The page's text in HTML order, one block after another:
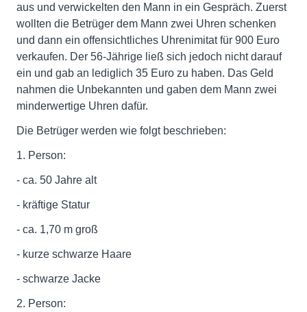
aus und verwickelten den Mann in ein Gespräch. Zuerst
wollten die Betrüger dem Mann zwei Uhren schenken
und dann ein offensichtliches Uhrenimitat für 900 Euro
verkaufen. Der 56-Jährige ließ sich jedoch nicht darauf
ein und gab an lediglich 35 Euro zu haben. Das Geld
nahmen die Unbekannten und gaben dem Mann zwei
minderwertige Uhren dafür.
Die Betrüger werden wie folgt beschrieben:
1. Person:
- ca. 50 Jahre alt
- kräftige Statur
- ca. 1,70 m groß
- kurze schwarze Haare
- schwarze Jacke
2. Person: